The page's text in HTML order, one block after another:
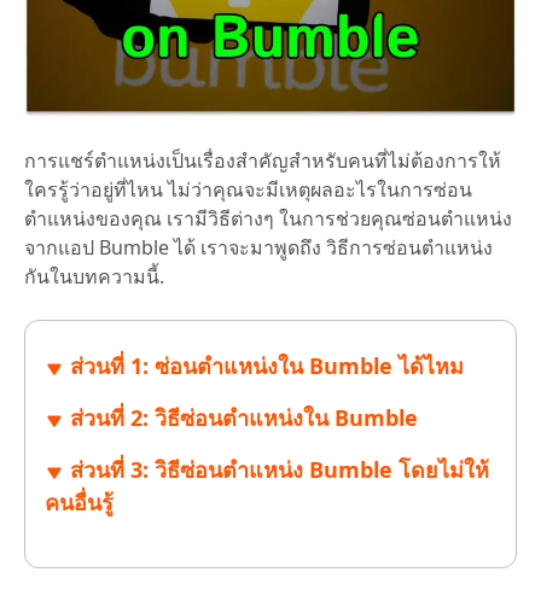
การแชร์ตำแหน่งเป็นเรื่องสำคัญสำหรับคนที่ไม่ต้องการให้
ใครรู้ว่าอยู่ที่ไหน ไม่ว่าคุณจะมีเหตุผลอะไรในการซ่อน
ตำแหน่งของคุณ เรามีวิธีต่างๆ ในการช่วยคุณซ่อนตำแหน่ง
จากแอป Bumble ได้ เราจะมาพูดถึง วิธีการซ่อนตำแหน่ง
กันในบทความนี้.
ส่วนที่ 1: ซ่อนตำแหน่งใน Bumble ได้ไหม
ส่วนที่ 2: วิธีซ่อนตำแหน่งใน Bumble
ส่วนที่ 3: วิธีซ่อนตำแหน่ง Bumble โดยไม่ให้
คนอื่นรู้